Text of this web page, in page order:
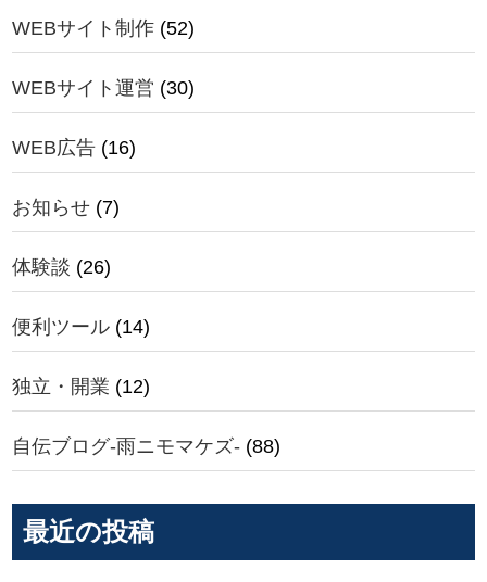
WEBサイト制作 (52)
WEBサイト運営 (30)
WEB広告 (16)
お知らせ (7)
体験談 (26)
便利ツール (14)
独立・開業 (12)
自伝ブログ-雨ニモマケズ- (88)
最近の投稿